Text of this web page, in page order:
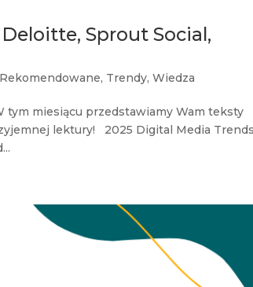
Sprout Social,
Rekomendowane, Trendy,Wiedza
tym miesiącu przedstawiamy Wam teksty
lektury! 2025 Digital Media